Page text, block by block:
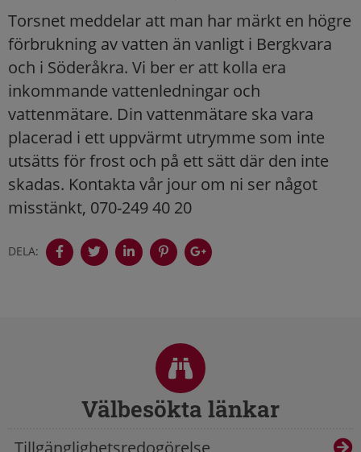
Torsnet meddelar att man har märkt en högre
förbrukning av vatten än vanligt i Bergkvara
och i Söderåkra. Vi ber er att kolla era
inkommande vattenledningar och
vattenmätare. Din vattenmätare ska vara
placerad i ett uppvärmt utrymme som inte
utsätts för frost och på ett sätt där den inte
skadas. Kontakta vår jour om ni ser något
misstänkt, 070-249 40 20
DELA:
Välbesökta länkar
Tillgänglighetsredogörelse